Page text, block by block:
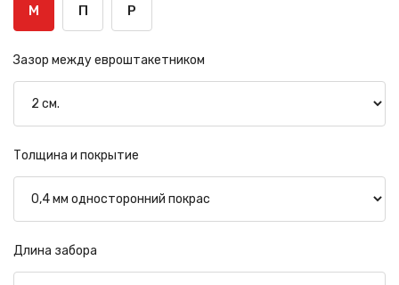
М П Р
Зазор между евроштакетником
Толщина и покрытие
Длина забора